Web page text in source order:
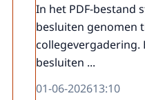
In het PDF-bestand
besluiten genomen
collegevergadering.
besluiten ...
01-06-202613:10